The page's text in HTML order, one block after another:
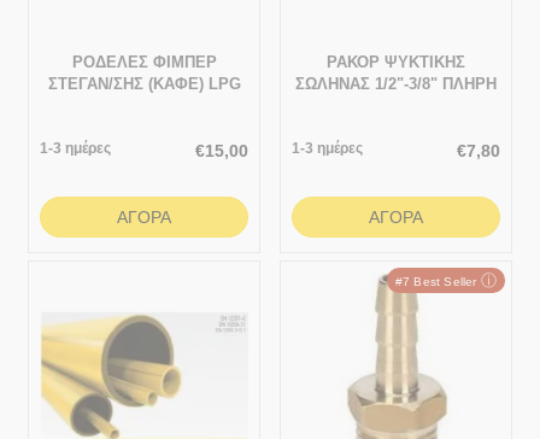
ΡΟΔΕΛΕΣ ΦΙΜΠΕΡ
ΣΤΕΓΑΝ/ΣΗΣ (ΚΑΦΕ) LPG
1-3 ημέρες €15,00
ΑΓΟΡΆ
ΡΑΚΟΡ ΨΥΚΤΙΚΗΣ
ΣΩΛΗΝΑΣ 1/2"-3/8" ΠΛΗΡΗ
1-3 ημέρες €7,80
ΑΓΟΡΆ
#7 Best Seller ⓘ